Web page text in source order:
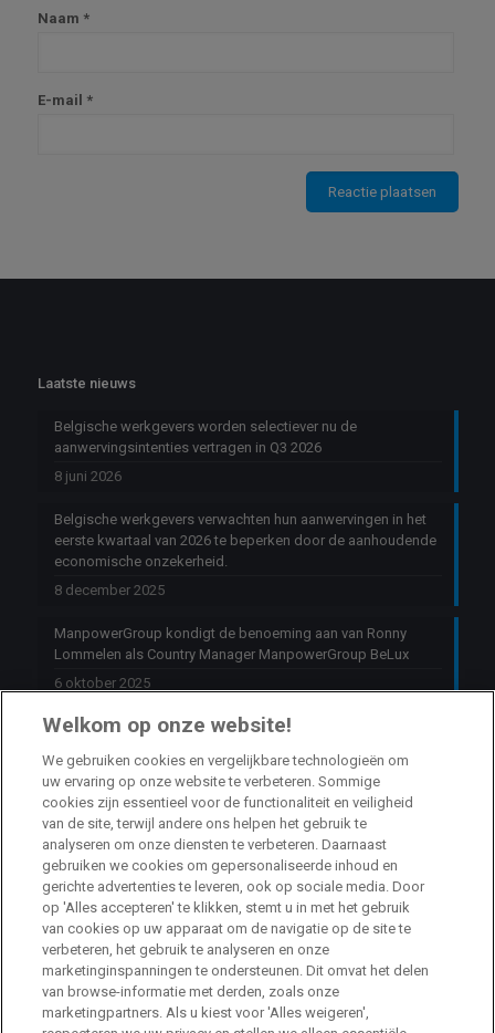
Naam *
E-mail *
Laatste nieuws
Belgische werkgevers worden selectiever nu de
aanwervingsintenties vertragen in Q3 2026
8 juni 2026
Belgische werkgevers verwachten hun aanwervingen in het
eerste kwartaal van 2026 te beperken door de aanhoudende
economische onzekerheid.
8 december 2025
ManpowerGroup kondigt de benoeming aan van Ronny
Lommelen als Country Manager ManpowerGroup BeLux
6 oktober 2025
HR Consultant Sint-Niklaas
Sint-Niklaas Full Time
Stage HR Consultant – Machelen
Machelen Internship
Talent Acquisition Specialist Life Sciences
Welkom op onze website!
We gebruiken cookies en vergelijkbare technologieën om
uw ervaring op onze website te verbeteren. Sommige
cookies zijn essentieel voor de functionaliteit en veiligheid
van de site, terwijl andere ons helpen het gebruik te
analyseren om onze diensten te verbeteren. Daarnaast
gebruiken we cookies om gepersonaliseerde inhoud en
gerichte advertenties te leveren, ook op sociale media. Door
op 'Alles accepteren' te klikken, stemt u in met het gebruik
van cookies op uw apparaat om de navigatie op de site te
verbeteren, het gebruik te analyseren en onze
marketinginspanningen te ondersteunen. Dit omvat het delen
van browse-informatie met derden, zoals onze
marketingpartners. Als u kiest voor 'Alles weigeren',